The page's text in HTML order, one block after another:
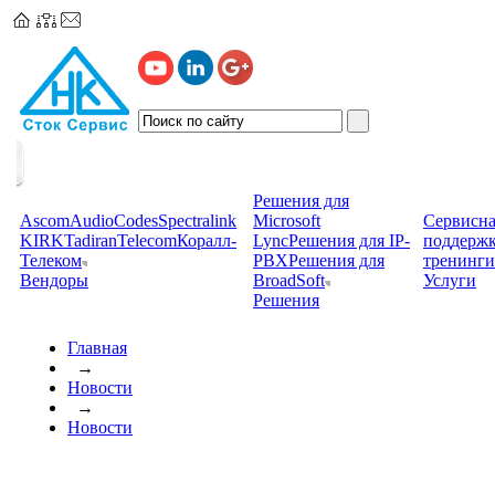
AscomAudioCodesSpectralink
KIRKTadiranTelecomКоралл-
Телеком
Вендоры
Решения для
Microsoft
LyncРешения для IP-
PBXРешения для
BroadSoft
Решения
тренинги
Услуги
Главная
→
Новости
→
Новости